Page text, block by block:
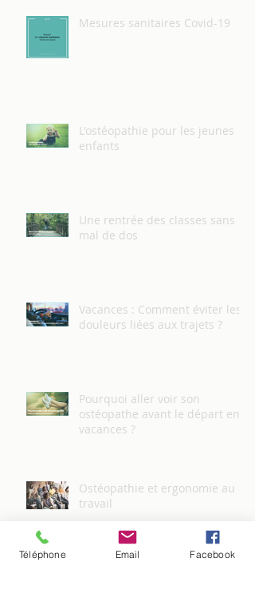
Mesures sanitaires Covid-19
L'ostéopathie pour les jeunes
enfants
Une rentrée des classes sans
mal de dos
Vacances : Comment éviter les
douleurs liées aux trajets ?
Pourquoi aller voir son
ostéopathe avant le départ en
vacances ?
Ostéopathie et ergonomie au
travail
Téléphone Email Facebook